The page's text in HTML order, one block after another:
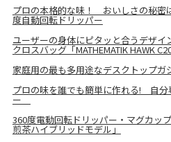
プロの本格的な味！ おいしさの秘密
度自動回転ドリッパー
ユーザーの身体にピタッと合うデザイ
クロスバッグ「MATHEMATIK HAWK C20
家庭用の最も多用途なデスクトップガ
プロの味を誰でも簡単に作れる! 自分
ー
360度電動回転ドリッパー・マグカッ
煎茶ハイブリッドモデル」